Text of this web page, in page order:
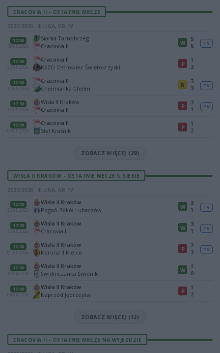
CRACOVIA II - OSTATNIE MECZE
2025/2026 · III LIGA, GR. IV
17:00
30.05.2026
Siarka Tarnobrzeg
Cracovia II
W
5
6
TV
12:00
23.05.2026
Cracovia II
KSZO Ostrowiec Świętokrzyski
P
1
2
12:00
17.05.2026
Cracovia II
Chełmianka Chełm
R
3
3
TV
17:30
13.05.2026
Wisła II Kraków
Cracovia II
P
3
1
TV
12:00
09.05.2026
Cracovia II
Stal Kraśnik
P
1
2
ZOBACZ WIĘCEJ (29)
WISŁA II KRAKÓW - OSTATNIE MECZE U SIEBIE
2025/2026 · III LIGA, GR. IV
12:00
23.05.2026
Wisła II Kraków
Pogoń-Sokół Lubaczów
W
3
1
TV
17:30
13.05.2026
Wisła II Kraków
Cracovia II
W
3
1
TV
12:00
01.05.2026
Wisła II Kraków
Korona II Kielce
P
2
3
TV
12:00
18.04.2026
Wisła II Kraków
Świdniczanka Świdnik
W
1
0
12:00
04.04.2026
Wisła II Kraków
Naprzód Jędrzejów
P
1
2
ZOBACZ WIĘCEJ (12)
CRACOVIA II - OSTATNIE MECZE NA WYJEZDZIE